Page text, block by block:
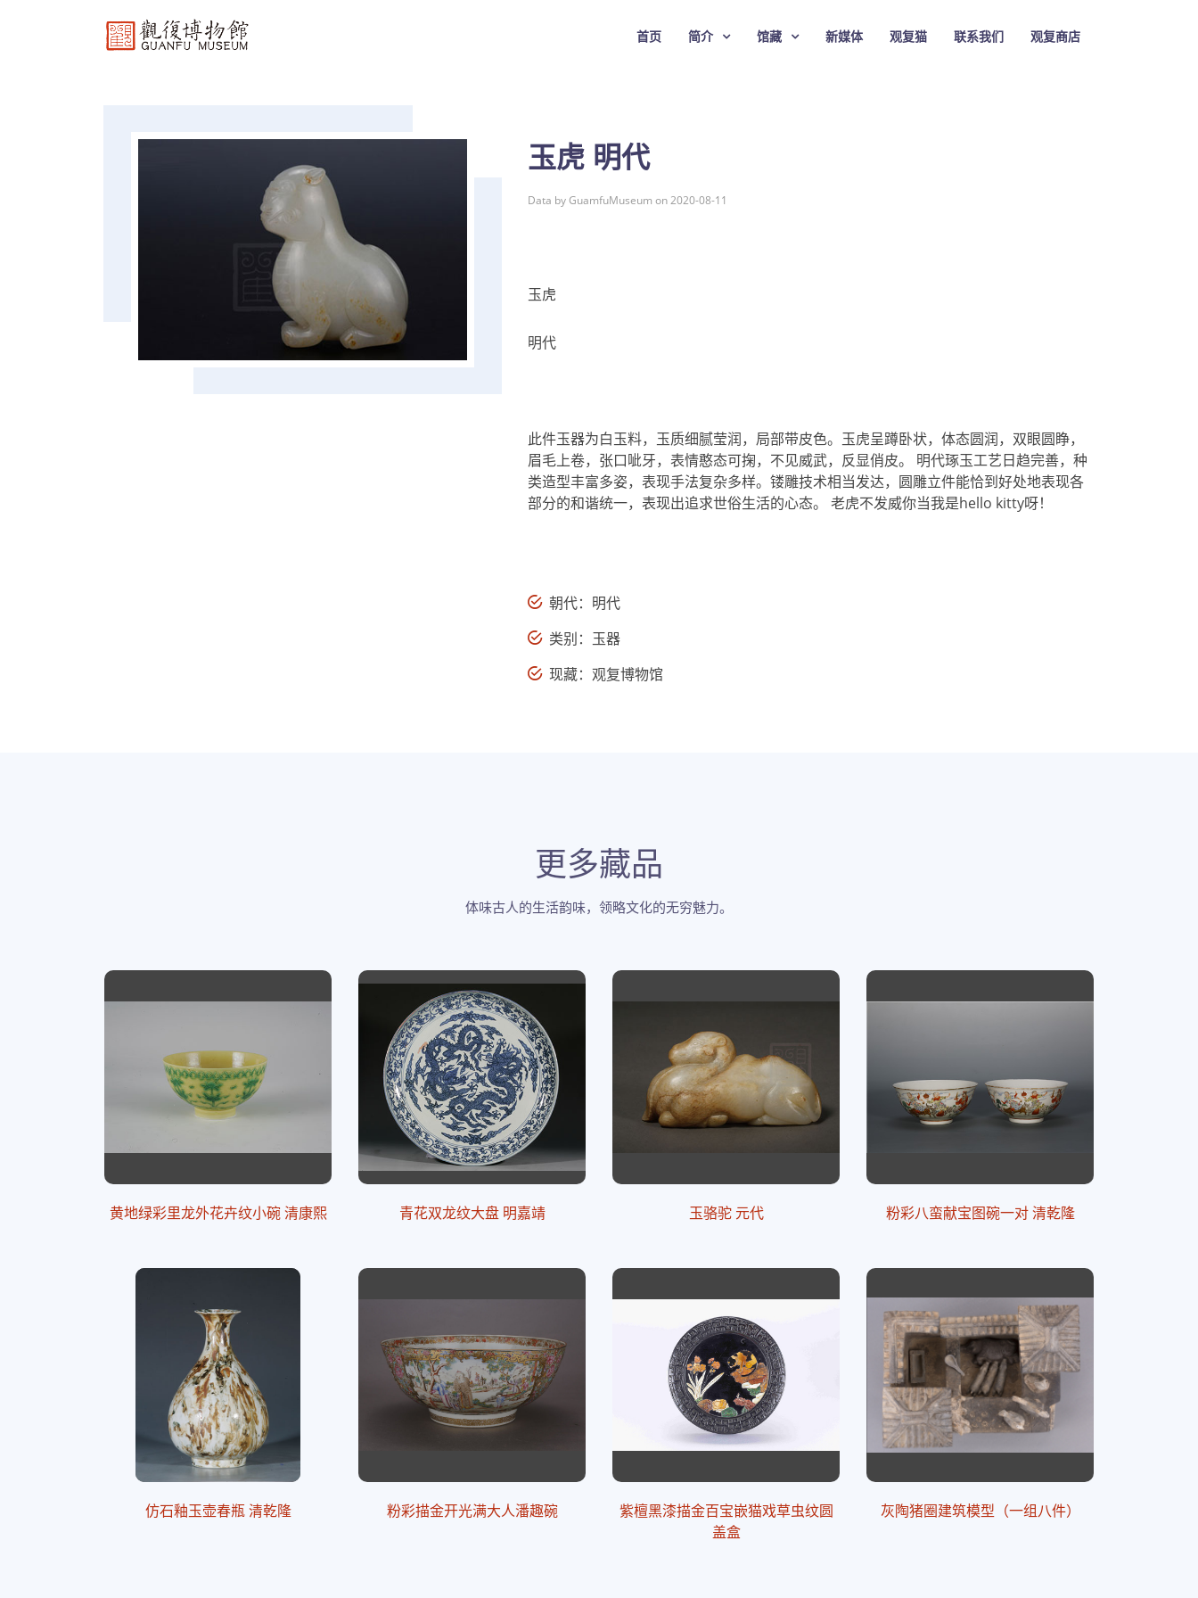
首页 简介 馆藏 新媒体 观复猫 联系我们 观复商店
玉虎 明代
Data by GuamfuMuseum on 2020-08-11
玉虎
明代
此件玉器为白玉料，玉质细腻莹润，局部带皮色。玉虎呈蹲卧状，体态圆润，双眼圆睁，
眉毛上卷，张口呲牙，表情憨态可掬，不见威武，反显俏皮。 明代琢玉工艺日趋完善，种
类造型丰富多姿，表现手法复杂多样。镂雕技术相当发达，圆雕立件能恰到好处地表现各
部分的和谐统一，表现出追求世俗生活的心态。 老虎不发威你当我是hello kitty呀！
朝代：明代
类别：玉器
现藏：观复博物馆
更多藏品
体味古人的生活韵味，领略文化的无穷魅力。
黄地绿彩里龙外花卉纹小碗 清康熙 青花双龙纹大盘 明嘉靖 玉骆驼 元代 粉彩八蛮献宝图碗一对 清乾隆
仿石釉玉壶春瓶 清乾隆 粉彩描金开光满大人潘趣碗
紫檀黑漆描金百宝嵌猫戏草虫纹圆
盖盒
灰陶猪圈建筑模型（一组八件）